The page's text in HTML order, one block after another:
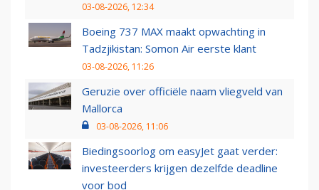
03-08-2026, 12:34
Boeing 737 MAX maakt opwachting in
Tadzjikistan: Somon Air eerste klant
03-08-2026, 11:26
Geruzie over officiële naam vliegveld van
Mallorca
03-08-2026, 11:06
Biedingsoorlog om easyJet gaat verder:
investeerders krijgen dezelfde deadline
voor bod